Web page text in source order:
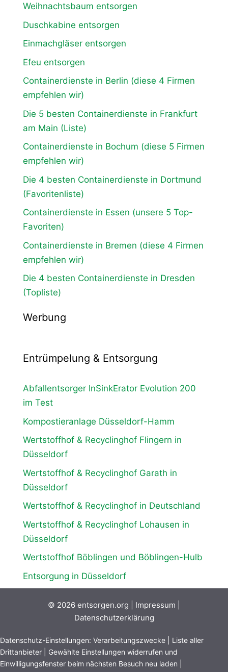
Weihnachtsbaum entsorgen
Duschkabine entsorgen
Einmachgläser entsorgen
Efeu entsorgen
Containerdienste in Berlin (diese 4 Firmen
empfehlen wir)
Die 5 besten Containerdienste in Frankfurt
am Main (Liste)
Containerdienste in Bochum (diese 5 Firmen
empfehlen wir)
Die 4 besten Containerdienste in Dortmund
(Favoritenliste)
Containerdienste in Essen (unsere 5 Top-
Favoriten)
Containerdienste in Bremen (diese 4 Firmen
empfehlen wir)
Die 4 besten Containerdienste in Dresden
(Topliste)
Werbung
Entrümpelung & Entsorgung
Abfallentsorger InSinkErator Evolution 200
im Test
Kompostieranlage Düsseldorf-Hamm
Wertstoffhof & Recyclinghof Flingern in
Düsseldorf
Wertstoffhof & Recyclinghof Garath in
Düsseldorf
Wertstoffhof & Recyclinghof in Deutschland
Wertstoffhof & Recyclinghof Lohausen in
Düsseldorf
Wertstoffhof Böblingen und Böblingen-Hulb
Entsorgung in Düsseldorf
© 2026 entsorgen.org Impressum
Datenschutzerklärung
Datenschutz-Einstellungen: Verarbeitungszwecke
Liste aller
Drittanbieter
Gewählte Einstellungen widerrufen und
Einwilligungsfenster beim nächsten Besuch neu laden